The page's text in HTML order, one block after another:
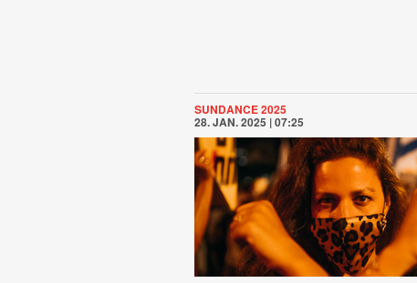
SUNDANCE 2025
28. JAN. 2025 | 07:25